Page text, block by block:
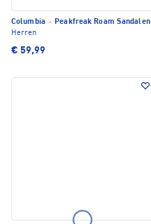
Columbia · Peakfreak Roam Sandalen
Herren
€ 59,99